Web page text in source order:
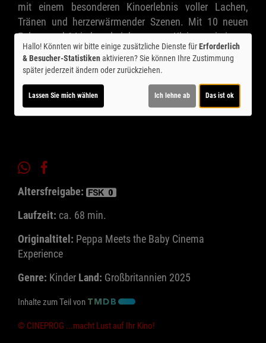
mit einem besonderen Kinoerlebnis voller Lachen,
Tränen und herzerwärmender Szenen. Mit 10 neuen
Folgen und 6 Liedern, bei denen eure Kleinen mitsingen
und tanzen können. Erlebt, wie Peppa und Schorsch ihr
Geschwisterchen treffen!
Ticket-Alarm
Altersfreigabe:
Laufzeit: ca. 68 min.
Originaltitel: Peppa Meets the Baby Cinema
Experience
Genre: Kinder Land: Großbritannien 2025
Inhalte zum Teil von
© CINEPROG ...macht Lust auf Ihr Kino!
Hallo! Könnten wir bitte einige zusätzliche Dienste fürErforderlich
& Besucher-Statistikenaktivieren? Sie können Ihre Zustimmung
später jederzeit ändern oder zurückziehen.
Lassen Sie mich wählen Ich lehne ab Das ist ok